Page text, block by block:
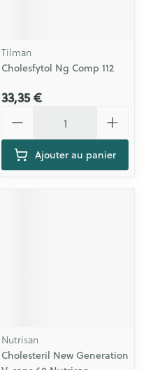
Tilman
Cholesfytol Ng Comp 112
33,35 €
Ajouter au panier
Nutrisan
Cholesteril New Generation